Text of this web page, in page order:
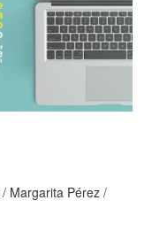
/ Margarita Pérez /